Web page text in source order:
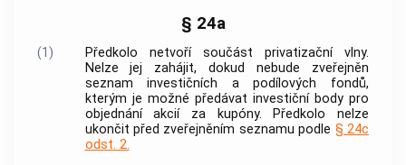
§ 24a
(1)
Předkolo netvoří součást privatizační vlny.
Nelze jej zahájit, dokud nebude zveřejněn
seznam investičních a podílových fondů,
kterým je možné předávat investiční body pro
objednání akcií za kupóny. Předkolo nelze
ukončit před zveřejněním seznamu podle § 24c
odst. 2.